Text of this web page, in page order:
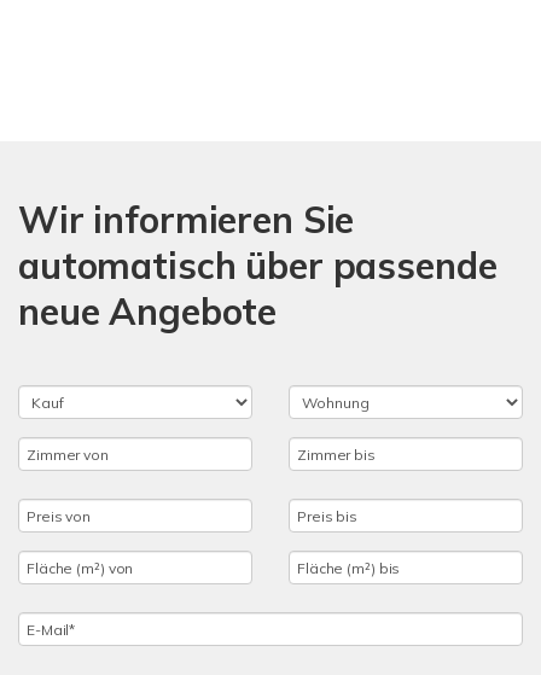
Wir informieren Sie
automatisch über passende
neue Angebote